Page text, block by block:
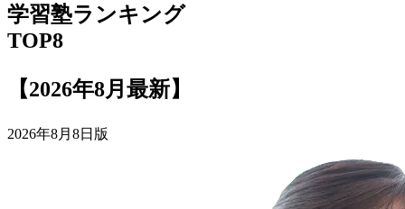
学習塾ランキング
TOP8
【2026年8月最新】
2026年8月8日版